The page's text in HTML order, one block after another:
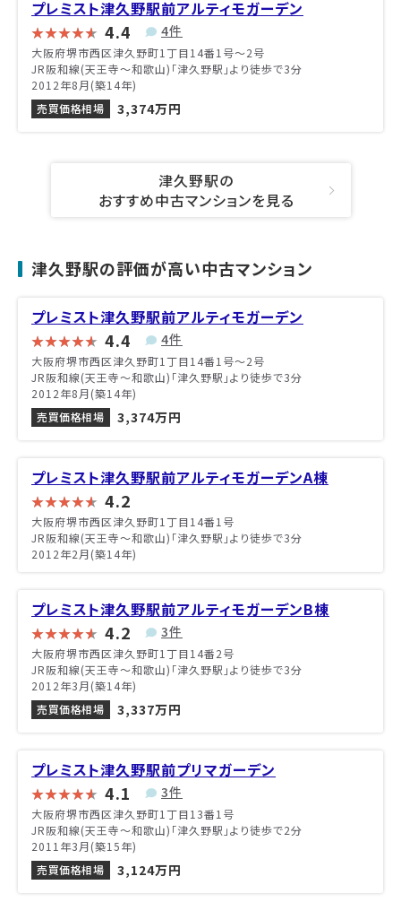
プレミスト津久野駅前アルティモガーデン
4.4 4件
大阪府堺市西区津久野町1丁目14番1号〜2号
JR阪和線(天王寺～和歌山)「津久野駅」より徒歩で3分
2012年8月(築14年)
売買価格相場
3,374万円
津久野駅の
おすすめ中古マンションを見る
津久野駅の評価が高い中古マンション
プレミスト津久野駅前アルティモガーデン
4.4 4件
大阪府堺市西区津久野町1丁目14番1号〜2号
JR阪和線(天王寺～和歌山)「津久野駅」より徒歩で3分
2012年8月(築14年)
売買価格相場
3,374万円
プレミスト津久野駅前アルティモガーデンA棟
4.2
大阪府堺市西区津久野町1丁目14番1号
JR阪和線(天王寺～和歌山)「津久野駅」より徒歩で3分
2012年2月(築14年)
プレミスト津久野駅前アルティモガーデンB棟
4.2 3件
大阪府堺市西区津久野町1丁目14番2号
JR阪和線(天王寺～和歌山)「津久野駅」より徒歩で3分
2012年3月(築14年)
売買価格相場
3,337万円
プレミスト津久野駅前プリマガーデン
4.1 3件
大阪府堺市西区津久野町1丁目13番1号
JR阪和線(天王寺～和歌山)「津久野駅」より徒歩で2分
2011年3月(築15年)
売買価格相場
3,124万円